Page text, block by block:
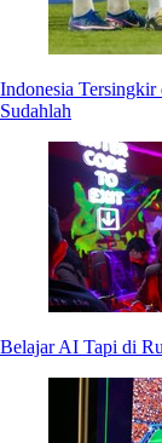
Indonesia Tersingkir
Sudahlah
Belajar AI Tapi di